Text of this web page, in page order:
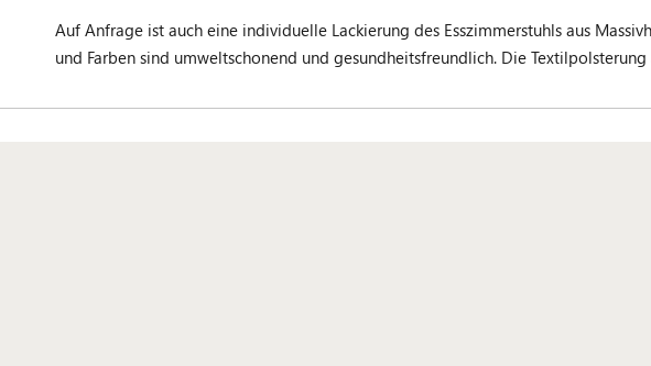
Auf Anfrage ist auch eine individuelle Lackierung des Esszimmerstuhls aus
und Farben sind umweltschonend und gesundheitsfreundlich. Die